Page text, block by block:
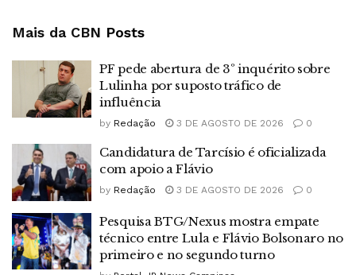
Mais da CBN Posts
PF pede abertura de 3º inquérito sobre
Lulinha por suposto tráfico de
influência
by Redação 3 DE AGOSTO DE 2026 0
Candidatura de Tarcísio é oficializada
com apoio a Flávio
by Redação 3 DE AGOSTO DE 2026 0
Pesquisa BTG/Nexus mostra empate
técnico entre Lula e Flávio Bolsonaro no
primeiro e no segundo turno